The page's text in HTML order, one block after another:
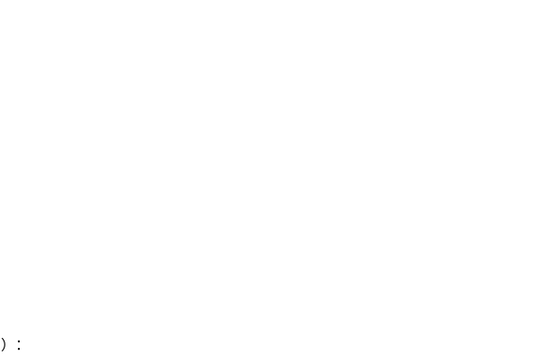
：